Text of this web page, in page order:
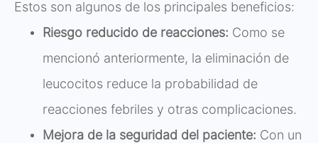
Estos son algunos de los principales beneficios:
Riesgo reducido de reacciones: Como se
mencionó anteriormente, la eliminación de
leucocitos reduce la probabilidad de
reacciones febriles y otras complicaciones.
Mejora de la seguridad del paciente: Con un